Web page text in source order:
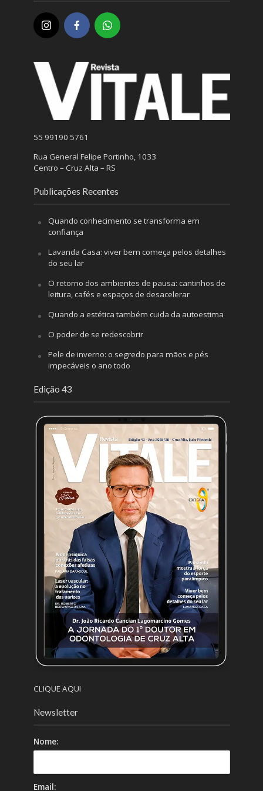
55 99190 5761
Rua General Felipe Portinho, 1033
Centro – Cruz Alta – RS
Publicações Recentes
Quando conhecimento se transforma em
confiança
Lavanda Casa: viver bem começa pelos detalhes
do seu lar
O retorno dos ambientes de pausa: cantinhos de
leitura, cafés e espaços de desacelerar
Quando a estética também cuida da autoestima
O poder de se redescobrir
Pele de inverno: o segredo para mãos e pés
impecáveis o ano todo
Edição 43
CLIQUE AQUI
Newsletter
Nome:
Email: